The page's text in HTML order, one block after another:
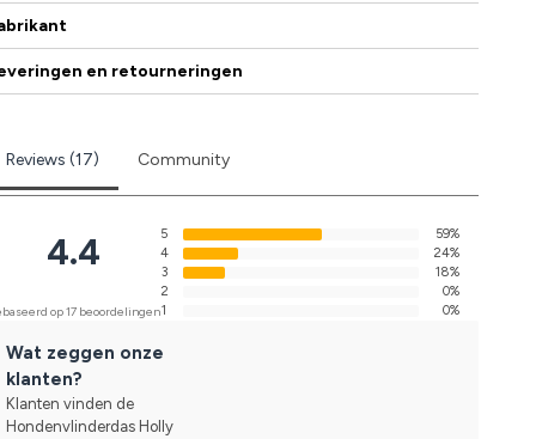
en retourneringen
Reviews (17) Community
4.4
op 17 beoordelingen
5
59%
4
24%
3
18%
2
0%
1
0%
Wat zeggen onze
klanten?
Klanten vinden de
Hondenvlinderdas Holly